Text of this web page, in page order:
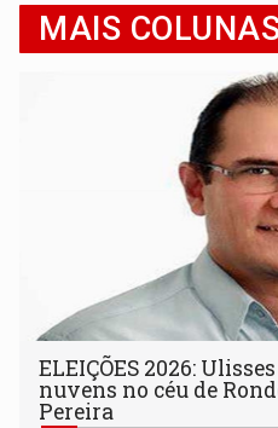
MAIS
ELEIÇÕES 2026:
nuvens no céu de
Pereira